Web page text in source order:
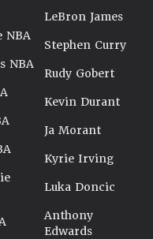
NBA
NBA
LeBron James
Stephen Curry
Rudy Gobert
Kevin Durant
Ja Morant
Kyrie Irving
Luka Doncic
Anthony
Edwards